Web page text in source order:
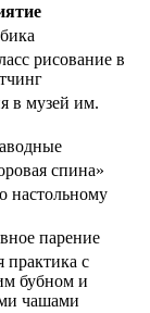
рисование в
в музей им.
спина»
настольному
парение
практика с
бубном и
чашами